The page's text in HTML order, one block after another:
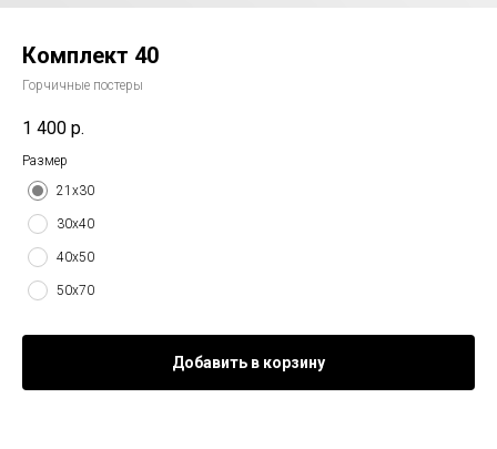
Комплект 40
Горчичные постеры
1 400 р.
Размер
21х30
30х40
40х50
50х70
Добавить в корзину